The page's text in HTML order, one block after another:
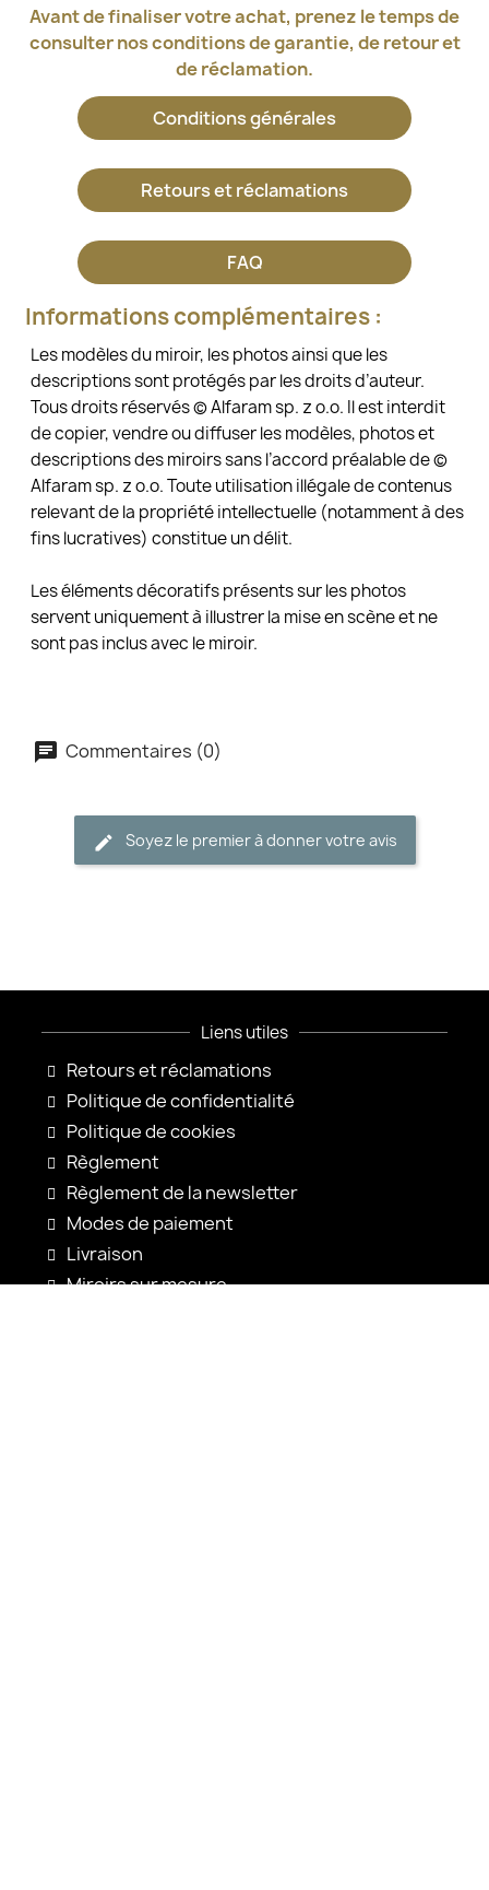
Avant de finaliser votre achat, prenez le temps de
consulter nos conditions de garantie, de retour et
de réclamation.
Conditions générales
Retours et réclamations
FAQ
Informations complémentaires :
Les modèles du miroir, les photos ainsi que les
descriptions sont protégés par les droits d’auteur.
Tous droits réservés © Alfaram sp. z o.o. Il est interdit
de copier, vendre ou diffuser les modèles, photos et
descriptions des miroirs sans l’accord préalable de ©
Alfaram sp. z o.o. Toute utilisation illégale de contenus
relevant de la propriété intellectuelle (notamment à des
fins lucratives) constitue un délit.
Les éléments décoratifs présents sur les photos
servent uniquement à illustrer la mise en scène et ne
sont pas inclus avec le miroir.
Commentaires (0)
Soyez le premier à donner votre avis
Liens utiles
Retours et réclamations
Politique de confidentialité
Politique de cookies
Règlement
Règlement de la newsletter
Modes de paiement
Livraison
Miroirs sur mesure